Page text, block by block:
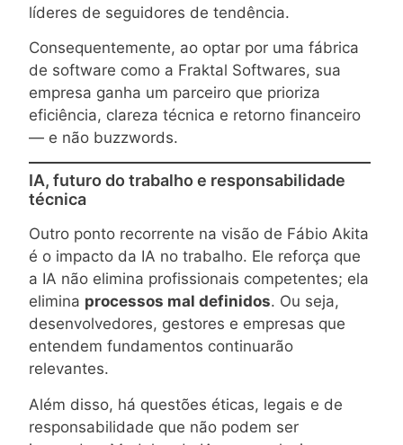
líderes de seguidores de tendência.
Consequentemente, ao optar por uma fábrica
de software como a Fraktal Softwares, sua
empresa ganha um parceiro que prioriza
eficiência, clareza técnica e retorno financeiro
— e não buzzwords.
IA, futuro do trabalho e responsabilidade
técnica
Outro ponto recorrente na visão de Fábio Akita
é o impacto da IA no trabalho. Ele reforça que
a IA não elimina profissionais competentes; ela
elimina processos mal definidos. Ou seja,
desenvolvedores, gestores e empresas que
entendem fundamentos continuarão
relevantes.
Além disso, há questões éticas, legais e de
responsabilidade que não podem ser